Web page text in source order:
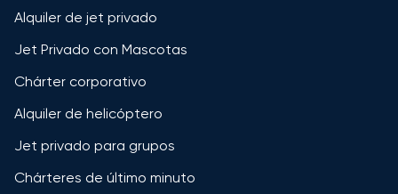
Alquiler de jet privado
Jet Privado con Mascotas
Chárter corporativo
Alquiler de helicóptero
Jet privado para grupos
Chárteres de último minuto